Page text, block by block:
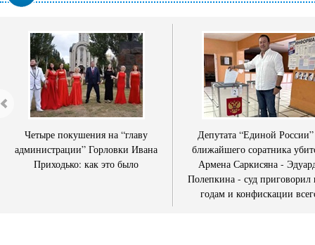
Четыре покушения на “главу
администрации” Горловки Ивана
Приходько: как это было
Депутата “Единой
ближайшего соратника
Армена Саркисяна -
Полепкина - суд приговорил
годам и конфискации